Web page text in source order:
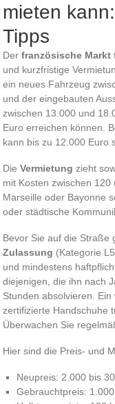
mieten
Tipps
Der französische Markt
und kurzfristige
ein neues Fahrzeug
und der eingebauten
zwischen 13.000 und
Euro erreichen können.
kann bis zu 12.000 Euro
Die Vermietung zieht
mit Kosten zwischen
Marseille oder Bayonne
oder städtische
Bevor Sie auf die Straße
Zulassung (Kategorie
und mindestens
diejenigen, die ihn nach
Stunden absolvieren.
zertifizierte Handschuhe
Überwachen Sie
Hier sind die Preis- und
Neupreis: 2.000 bis
Gebrauchtpreis: